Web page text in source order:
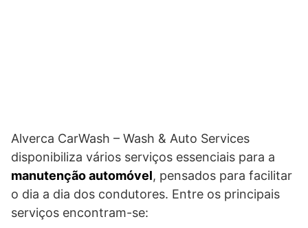
Alverca CarWash – Wash & Auto Services
disponibiliza vários serviços essenciais para a
manutenção automóvel, pensados para facilitar
o dia a dia dos condutores. Entre os principais
serviços encontram-se: